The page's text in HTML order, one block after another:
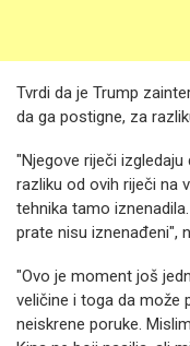
Tvrdi da je Trump
da ga postigne, za
"Njegove riječi
razliku od ovih riječi na
tehnika tamo
prate nisu iznenađeni",
"Ovo je moment još
veličine i toga da može
neiskrene poruke.